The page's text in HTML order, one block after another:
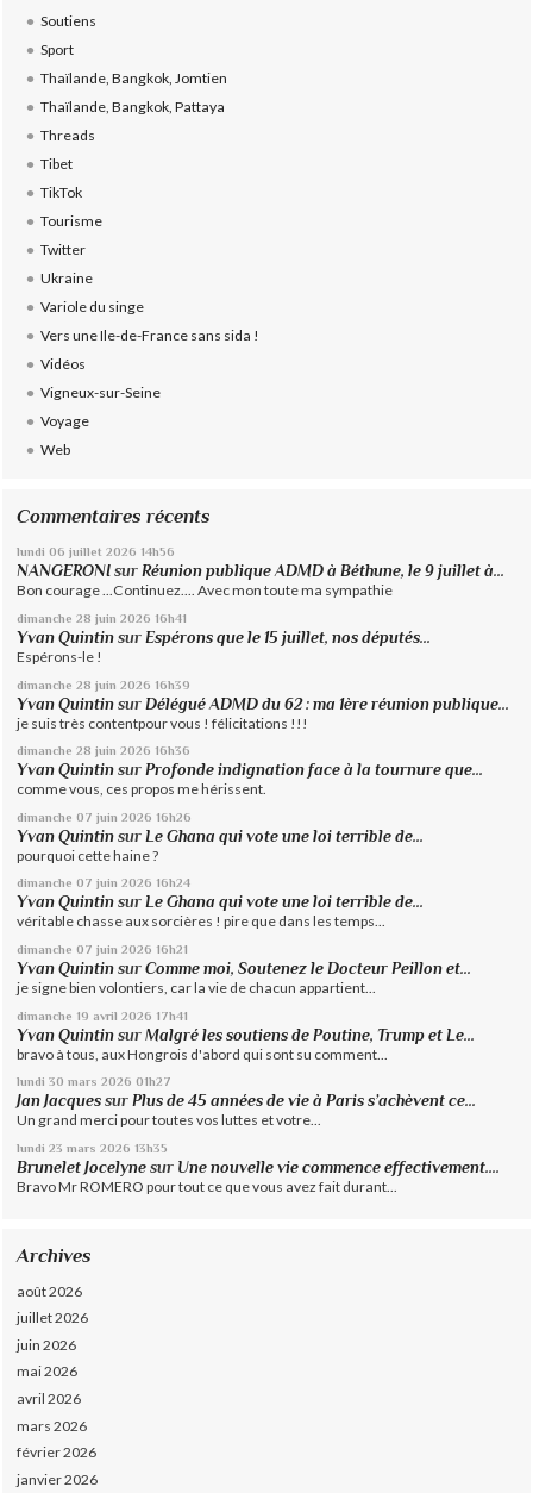
Soutiens
Sport
Thaïlande, Bangkok, Jomtien
Thaïlande, Bangkok, Pattaya
Threads
Tibet
TikTok
Tourisme
Twitter
Ukraine
Variole du singe
Vers une Ile-de-France sans sida !
Vidéos
Vigneux-sur-Seine
Voyage
Web
Commentaires récents
lundi 06 juillet 2026 14h56
NANGERONI surRéunion publique ADMD à Béthune, le 9 juillet à...
Bon courage ...Continuez.... Avec mon toute ma sympathie
dimanche 28 juin 2026 16h41
Yvan Quintin surEspérons que le 15 juillet, nos députés...
Espérons-le !
dimanche 28 juin 2026 16h39
Yvan Quintin surDélégué ADMD du 62 : ma 1ère réunion publique...
je suis très contentpour vous ! félicitations !!!
dimanche 28 juin 2026 16h36
Yvan Quintin surProfonde indignation face à la tournure que...
comme vous, ces propos me hérissent.
dimanche 07 juin 2026 16h26
Yvan Quintin sur Le Ghana qui vote une loi terrible de...
pourquoi cette haine ?
dimanche 07 juin 2026 16h24
Yvan Quintin surLe Ghana qui vote une loi terrible de...
véritable chasse aux sorcières ! pire que dans les temps...
dimanche 07 juin 2026 16h21
Yvan Quintin surComme moi, Soutenez le Docteur Peillon et...
je signe bien volontiers, car la vie de chacun appartient...
dimanche 19 avril 2026 17h41
Yvan Quintin surMalgré les soutiens de Poutine, Trump et Le...
bravo à tous, aux Hongrois d'abord qui sont su comment...
lundi 30 mars 2026 01h27
Jan Jacques surPlus de 45 années de vie à Paris s’achèvent ce...
Un grand merci pour toutes vos luttes et votre...
lundi 23 mars 2026 13h35
Brunelet Jocelyne sur Une nouvelle vie commence effectivement....
Bravo Mr ROMERO pour tout ce que vous avez fait durant...
Archives
août 2026
juillet 2026
juin 2026
mai 2026
avril 2026
mars 2026
février 2026
janvier 2026